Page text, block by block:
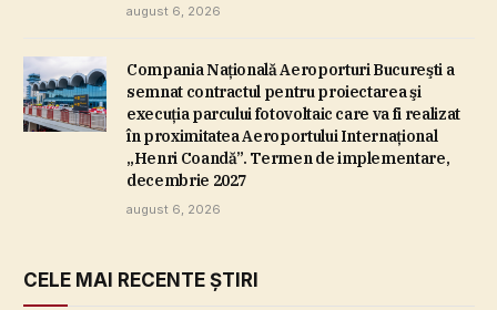
august 6, 2026
Compania Naţională Aeroporturi Bucureşti a
semnat contractul pentru proiectarea şi
execuţia parcului fotovoltaic care va fi realizat
în proximitatea Aeroportului Internaţional
„Henri Coandă”. Termen de implementare,
decembrie 2027
august 6, 2026
CELE MAI RECENTE ȘTIRI